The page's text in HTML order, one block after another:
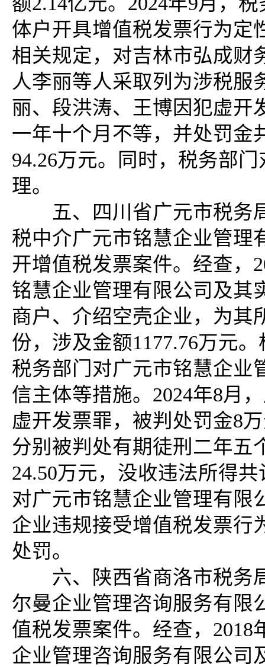
体户开具增值税发票行为定
相关规定，对吉林市弘成财
人李丽等人采取列为涉税服
丽、段洪涛、王博因犯虚开
一年十个月不等，并处罚金
94.26万元。同时，税务部
理。
五、四川省广元市税务
税中介广元市铭慧企业管理
开增值税发票案件。经查，
铭慧企业管理有限公司及其
商户、介绍空壳企业，为其
份，涉及金额1177.76万元
税务部门对广元市铭慧企业
信主体等措施。2024年8月
虚开发票罪，被判处罚金8
分别被判处有期徒刑二年五
24.50万元，没收违法所得
对广元市铭慧企业管理有限
企业违规接受增值税发票行
处罚。
六、陕西省商洛市税务
尔曼企业管理咨询服务有限
值税发票案件。经查，2018
企业管理咨询服务有限公司